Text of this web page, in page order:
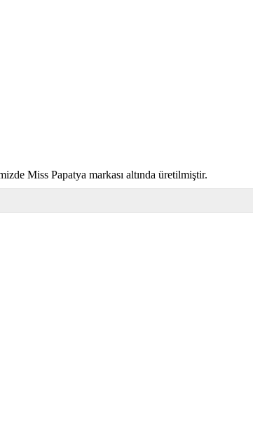
Miss Papatya markası altında üretilmiştir.